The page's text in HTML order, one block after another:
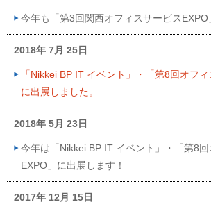
今年も「第3回関西オフィスサービスEXPO
2018年 7月 25日
「Nikkei BP IT イベント」・「第8回オフィ
に出展しました。
2018年 5月 23日
今年は「Nikkei BP IT イベント」・「第8
EXPO」に出展します！
2017年 12月 15日